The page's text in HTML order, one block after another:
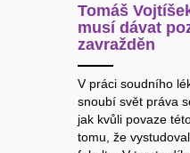
Tomáš
musí dávat
zavražděn
V práci soudního
snoubí svět práva
jak kvůli povaze
tomu, že